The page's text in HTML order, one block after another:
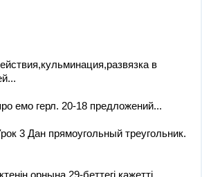
в
емо герл. 20-18 предложений​...
3 Дан прямоугольный треугольник.
орнына 29-беттегі қажетті